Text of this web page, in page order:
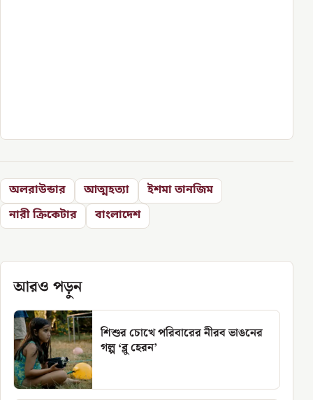
অলরাউন্ডার আত্মহত্যা
ইশমা তানজিম
নারী ক্রিকেটার
বাংলাদেশ
আরও পড়ুন
শিশুর চোখে পরিবারের নীরব ভাঙনের
গল্প ‘ব্লু হেরন’